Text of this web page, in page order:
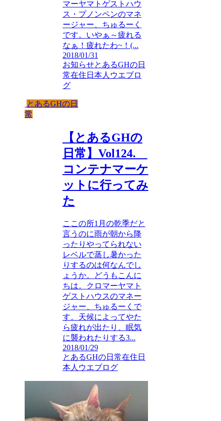
マーヤマトゲストハウ
ス・プノンペンのマネ
ージャー、ちゅるーく
です。いやぁ～疲れる
なぁ！疲れたわ~！(...
2018/01/31
お知らせとあるGHの日
常在住日本人ウエブロ
グ
とあるGHの日
常
【とあるGHの
日常】Vol124.
コンテナマーケ
ットに行ってみ
た
ここの所1月の乾季だと
言うのに雨が朝から降
ったりやってられない
レベルで蒸し暑かった
りするのは何なんでし
ょうか。どうもこんに
ちは。クロマーヤマト
ゲストハウスのマネー
ジャー、ちゅるーくで
す。天候によってやた
ら疲れが出たり、眠気
に襲われたりする3...
2018/01/29
とあるGHの日常在住日
本人ウエブログ